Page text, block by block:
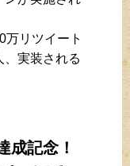
万リツイート
、実装される
成記念！